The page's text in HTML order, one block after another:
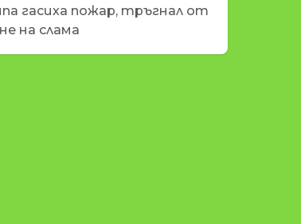
гасиха пожар, тръгнал от
на слама